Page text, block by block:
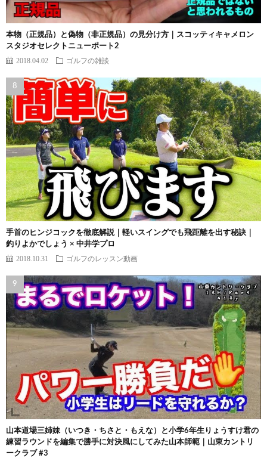
本物（正規品）と偽物（非正規品）の見分け方｜スコッティキャメロン
スタジオセレクトニューポート2
2018.04.02 ゴルフの雑談
手首のヒンジコックを徹底解説｜軽いスイングでも飛距離を出す秘訣｜
釣りよかでしょう × 中井学プロ
2018.10.31 ゴルフのレッスン動画
山本道場三姉妹（いつき・ちさと・もえな）と小学6年生りょうすけ君の
練習ラウンドを編集で勝手に対決風にしてみた山本師範｜山東カントリ
ークラブ #3